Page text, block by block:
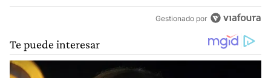
Gestionado por